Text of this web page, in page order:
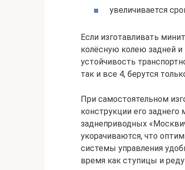
увеличивается
Если изготавливать
колёсную колею задней
устойчивость
так и все 4, берутся
При самостоятельном
конструкции его
заднеприводных
укорачиваются, что
системы управления
время как ступицы и